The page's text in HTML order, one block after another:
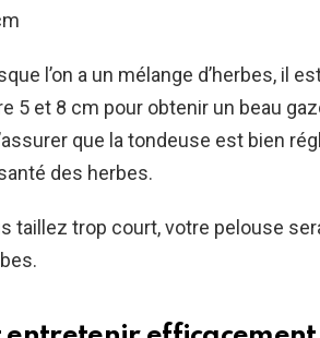
l’on a un mélange d’herbes, il
5 et 8 cm pour obtenir un beau
que la tondeuse est bien
des herbes.
taillez trop court, votre pelouse